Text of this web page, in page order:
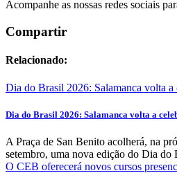
Acompanhe as nossas redes sociais
Compartir
Relacionado:
Dia do Brasil 2026: Salamanca volta a
Dia do Brasil 2026: Salamanca volta a
A Praça de San Benito acolherá, na
setembro, uma nova edição do Dia do
O CEB oferecerá novos cursos